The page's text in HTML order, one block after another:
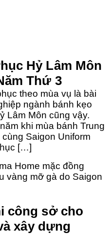
Hỷ Lâm Môn
Thứ 3
theo mùa vụ là bài
ngành bánh kẹo
Lâm Môn cũng vậy.
khi mùa bánh Trung
Saigon Uniform
[…]
công sở cho
xây dựng